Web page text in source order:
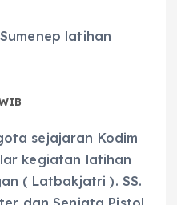
sejajaran Kodim
kegiatan latihan
( Latbakjatri ). SS.